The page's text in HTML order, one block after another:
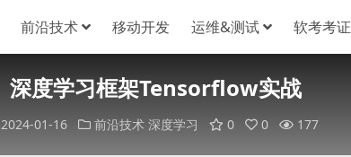
前沿技术 移动开发 运维&测试 软考考证
深度学习框架Tensorflow实战
2024-01-16 前沿技术 深度学习 0 0 177